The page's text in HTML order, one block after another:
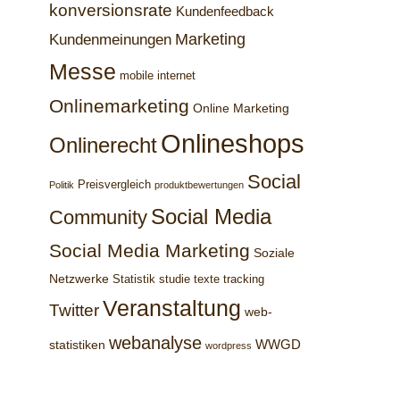
konversionsrate Kundenfeedback
Kundenmeinungen Marketing
Messe mobile internet
Onlinemarketing Online Marketing
OnlinerechtOnlineshops
Politik Preisvergleich produktbewertungen Social
Community Social Media
Social Media Marketing Soziale
Netzwerke Statistik studie texte tracking
TwitterVeranstaltung web-
statistiken webanalyse wordpress WWGD